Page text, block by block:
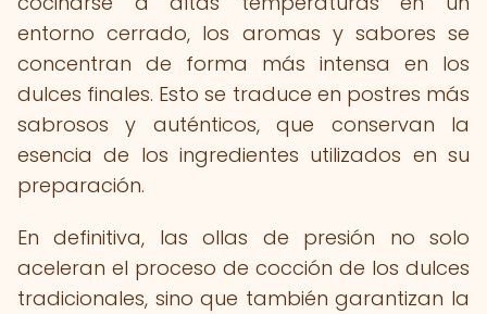
entorno cerrado, los aromas y sabores se
concentran de forma más intensa en los
dulces finales. Esto se traduce en postres más
sabrosos y auténticos, que conservan la
esencia de los ingredientes utilizados en su
preparación.
En definitiva, las ollas de presión no solo
aceleran el proceso de cocción de los dulces
tradicionales, sino que también garantizan la